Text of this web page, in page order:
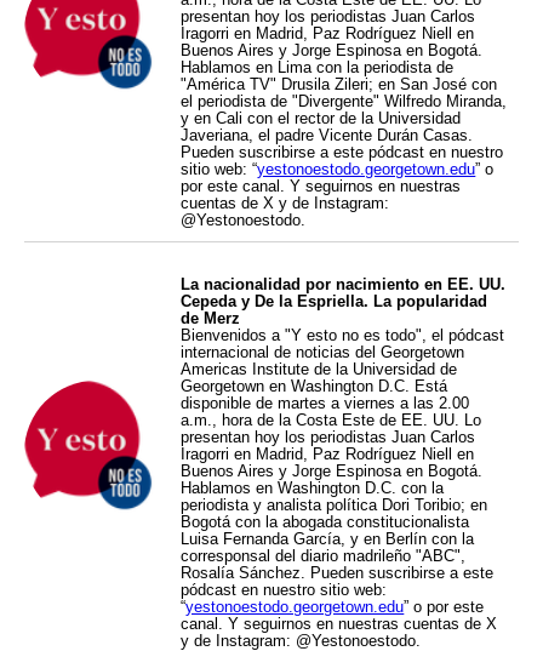
presentan hoy los periodistas Juan Carlos
Iragorri en Madrid, Paz Rodríguez Niell en
Buenos Aires y Jorge Espinosa en Bogotá.
Hablamos en Lima con la periodista de
"América TV" Drusila Zileri; en San José con
el periodista de "Divergente" Wilfredo Miranda,
y en Cali con el rector de la Universidad
Javeriana, el padre Vicente Durán Casas.
Pueden suscribirse a este pódcast en nuestro
sitio web: “yestonoestodo.georgetown.edu” o
por este canal. Y seguirnos en nuestras
cuentas de X y de Instagram:
@Yestonoestodo.
La nacionalidad por nacimiento en EE. UU.
Cepeda y De la Espriella. La popularidad
de Merz
Bienvenidos a "Y esto no es todo", el pódcast
internacional de noticias del Georgetown
Americas Institute de la Universidad de
Georgetown en Washington D.C. Está
disponible de martes a viernes a las 2.00
a.m., hora de la Costa Este de EE. UU. Lo
presentan hoy los periodistas Juan Carlos
Iragorri en Madrid, Paz Rodríguez Niell en
Buenos Aires y Jorge Espinosa en Bogotá.
Hablamos en Washington D.C. con la
periodista y analista política Dori Toribio; en
Bogotá con la abogada constitucionalista
Luisa Fernanda García, y en Berlín con la
corresponsal del diario madrileño "ABC",
Rosalía Sánchez. Pueden suscribirse a este
pódcast en nuestro sitio web:
“yestonoestodo.georgetown.edu” o por este
canal. Y seguirnos en nuestras cuentas de X
y de Instagram: @Yestonoestodo.